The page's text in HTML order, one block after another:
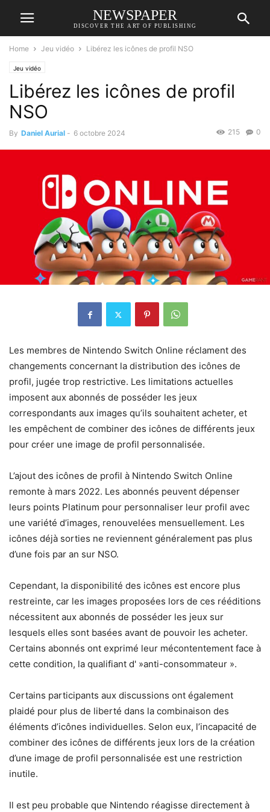
NEWSPAPER
DISCOVER THE ART OF PUBLISHING
Home Jeu vidéo Libérez les icônes de profil NSO
Jeu vidéo
Libérez les icônes de profil
NSO
By Daniel Aurial - 6 octobre 2024 0
215
Les membres de Nintendo Switch Online réclament des
changements concernant la distribution des icônes de
profil, jugée trop restrictive. Les limitations actuelles
imposent aux abonnés de posséder les jeux
correspondants aux images qu’ils souhaitent acheter, et
les empêchent de combiner des icônes de différents jeux
pour créer une image de profil personnalisée.
L’ajout des icônes de profil à Nintendo Switch Online
remonte à mars 2022. Les abonnés peuvent dépenser
leurs points Platinum pour personnaliser leur profil avec
une variété d’images, renouvelées mensuellement. Les
icônes déjà sorties ne reviennent généralement pas plus
d’une fois par an sur NSO.
Cependant, la disponibilité des icônes est encore plus
restreinte, car les images proposées lors de ces rééditions
nécessitent aux abonnés de posséder les jeux sur
lesquels elles sont basées avant de pouvoir les acheter.
Certains abonnés ont exprimé leur mécontentement face à
cette condition, la qualifiant d' »anti-consommateur ».
Certains participants aux discussions ont également
plaidé pour plus de liberté dans la combinaison des
éléments d’icônes individuelles. Selon eux, l’incapacité de
combiner des icônes de différents jeux lors de la création
d’une image de profil personnalisée est une restriction
inutile.
Il est peu probable que Nintendo réagisse directement à